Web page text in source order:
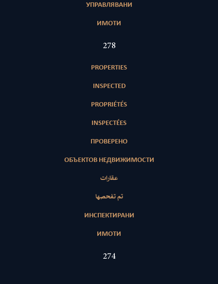
УПРАВЛЯВАНИ
ИМОТИ
424
PROPERTIES
INSPECTED
PROPRIÉTÉS
INSPECTÉES
ПРОВЕРЕНО
ОБЪЕКТОВ НЕДВИЖИМОСТИ
عقارات
تم تفحصها
ИНСПЕКТИРАНИ
ИМОТИ
417